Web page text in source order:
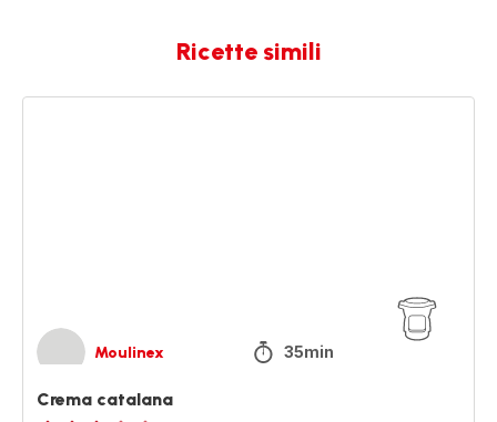
Ricette simili
Moulinex 35min
Crema catalana